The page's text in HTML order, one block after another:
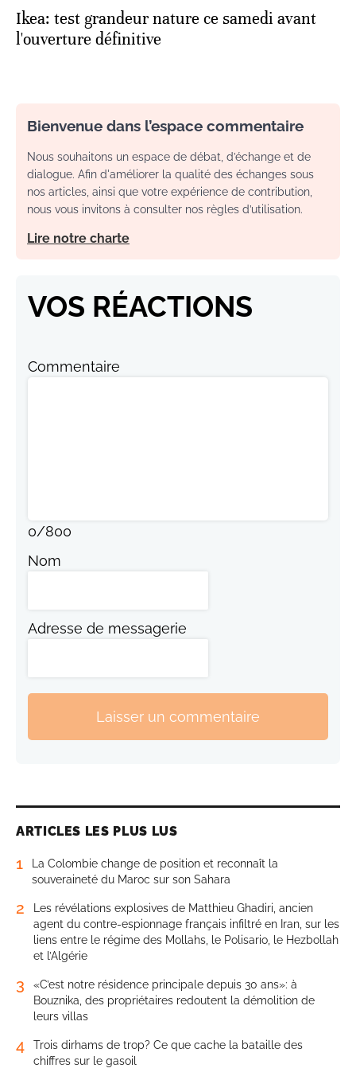
Ikea: test grandeur nature ce samedi avant
l'ouverture définitive
Bienvenue dans l’espace commentaire
Nous souhaitons un espace de débat, d’échange et de
dialogue. Afin d'améliorer la qualité des échanges sous
nos articles, ainsi que votre expérience de contribution,
nous vous invitons à consulter nos règles d’utilisation.
Lire notre charte
VOS RÉACTIONS
Commentaire
0/800
Nom
Adresse de messagerie
Laisser un commentaire
ARTICLES LES PLUS LUS
1
La Colombie change de position et reconnaît la
souveraineté du Maroc sur son Sahara
2
Les révélations explosives de Matthieu Ghadiri, ancien
agent du contre-espionnage français infiltré en Iran, sur les
liens entre le régime des Mollahs, le Polisario, le Hezbollah
et l’Algérie
3
«C’est notre résidence principale depuis 30 ans»: à
Bouznika, des propriétaires redoutent la démolition de
leurs villas
4
Trois dirhams de trop? Ce que cache la bataille des
chiffres sur le gasoil